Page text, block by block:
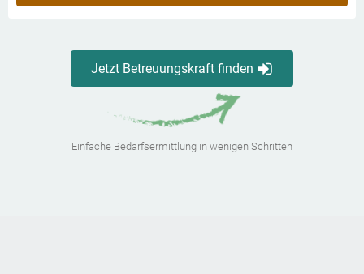
Jetzt Betreuungskraft finden
Einfache Bedarfsermittlung in wenigen Schritten